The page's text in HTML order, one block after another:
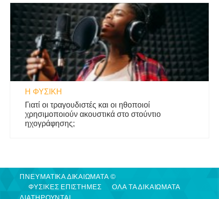
Η ΦΥΣΙΚΗ
Γιατί οι τραγουδιστές και οι ηθοποιοί
χρησιμοποιούν ακουστικά στο στούντιο
ηχογράφησης;
ΠΝΕΥΜΑΤΙΚΑ ΔΙΚΑΙΩΜΑΤΑ ©
ΦΥΣΙΚΈΣ ΕΠΙΣΤΉΜΕΣ
ΟΛΑ ΤΑ ΔΙΚΑΙΩΜΑΤΑ